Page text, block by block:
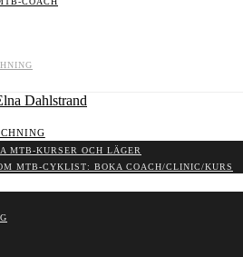
MTB-KURSER OCH LÄGER
MTB-CYKLIST: BOKA COACH/CLINIC/KURS